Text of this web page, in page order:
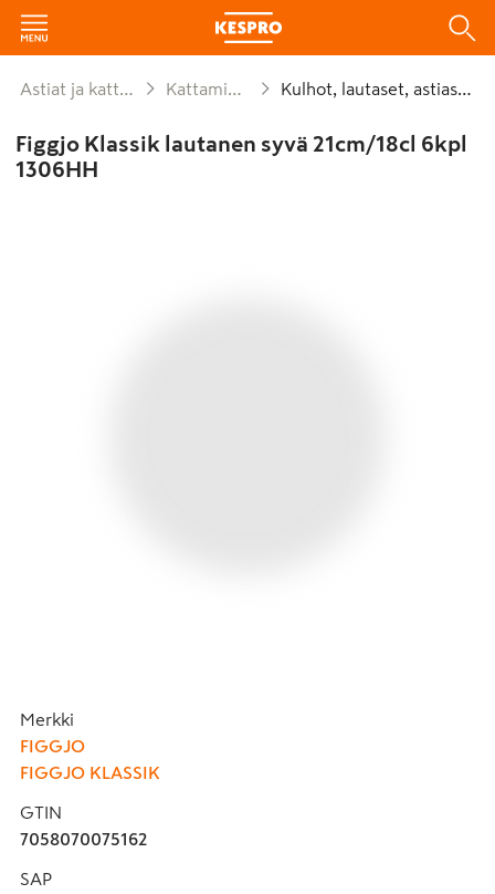
Astiat ja kattaus Kattaminen Kulhot, lautaset, astiastot
Figgjo Klassik lautanen syvä 21cm/18cl 6kpl
1306HH
Merkki
FIGGJO
FIGGJO KLASSIK
GTIN
7058070075162
SAP